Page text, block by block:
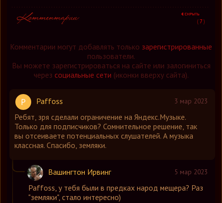
( 7 )
Комментарии могут добавлять только зарегистрированные
пользователи.
Вы можете зарегистрироваться на сайте или залогиниться
через социальные сети (иконки вверху сайта).
3 мар 2023
P
Paffoss
Ребят, зря сделали ограничение на Яндекс.Музыке.
Только для подписчиков? Сомнительное решение, так
вы отсеиваете потенциальных слушателей. А музыка
классная. Спасибо, земляки.
5 мар 2023
Вашингтон Ирвинг
Paffoss, у тебя были в предках народ мещера? Раз
"земляки", стало интересно)